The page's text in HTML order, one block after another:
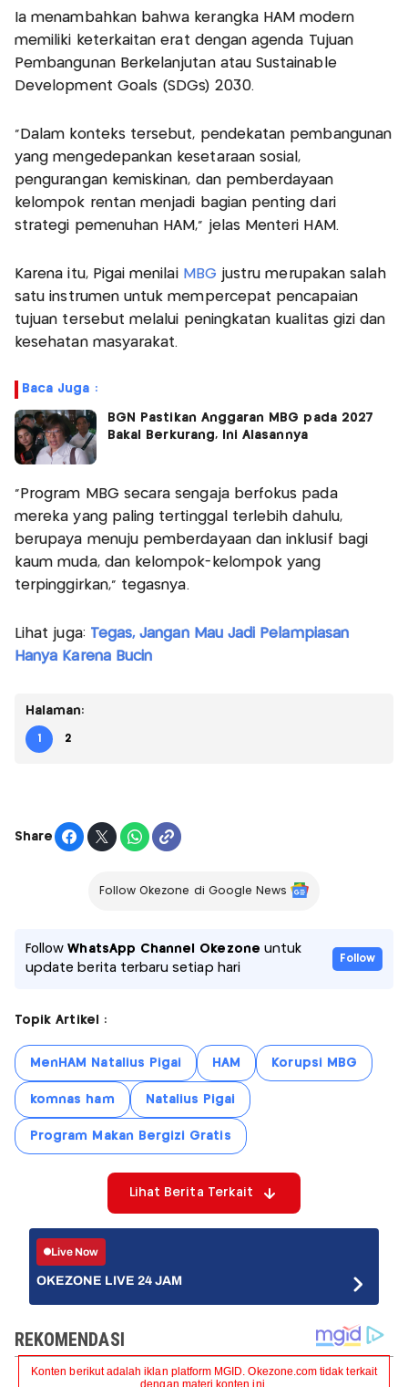
Ia menambahkan bahwa kerangka HAM modern
memiliki keterkaitan erat dengan agenda Tujuan
Pembangunan Berkelanjutan atau Sustainable
Development Goals (SDGs) 2030.
"Dalam konteks tersebut, pendekatan pembangunan
yang mengedepankan kesetaraan sosial,
pengurangan kemiskinan, dan pemberdayaan
kelompok rentan menjadi bagian penting dari
strategi pemenuhan HAM," jelas Menteri HAM.
Karena itu, Pigai menilaiMBG justru merupakan salah
satu instrumen untuk mempercepat pencapaian
tujuan tersebut melalui peningkatan kualitas gizi dan
kesehatan masyarakat.
Baca Juga :
BGN Pastikan Anggaran MBG pada 2027
Bakal Berkurang, Ini Alasannya
"Program MBG secara sengaja berfokus pada
mereka yang paling tertinggal terlebih dahulu,
berupaya menuju pemberdayaan dan inklusif bagi
kaum muda, dan kelompok-kelompok yang
terpinggirkan," tegasnya.
Lihat juga: Tegas, Jangan Mau Jadi Pelampiasan
Hanya Karena Bucin
Halaman:
1 2
Share
Follow Okezone di Google News
FollowWhatsApp Channel Okezone untuk
update berita terbaru setiap hari
Follow
Topik Artikel :
MenHAM Natalius Pigai HAM Korupsi MBG
komnas ham Natalius Pigai
Program Makan Bergizi Gratis
Lihat Berita Terkait
Live Now
OKEZONE LIVE 24 JAM